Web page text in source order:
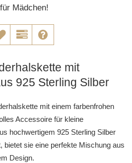
Mädchen!
mit
925 Sterling Silber
mit einem farbenfrohen
Accessoire für kleine
hochwertigem 925 Sterling Silber
bietet sie eine perfekte Mischung aus
Design.